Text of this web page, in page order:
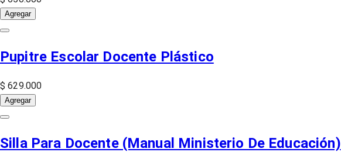
Agregar
Pupitre Escolar Docente Plástico
$ 629.000
Agregar
Silla Para Docente (Manual Ministerio De Educación)